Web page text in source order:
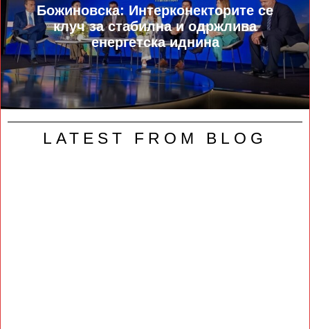
Божиновска: Интерконекторите се
клуч за стабилна и одржлива
енергетска иднина
LATEST FROM BLOG